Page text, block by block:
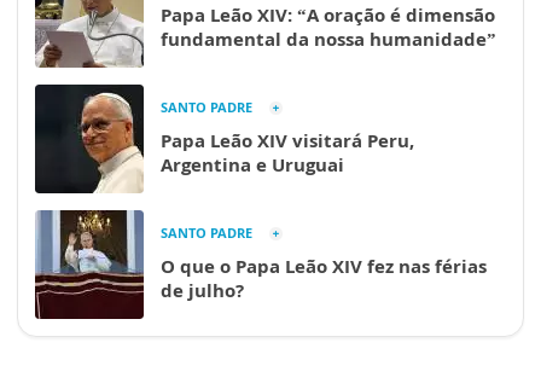
Papa Leão XIV: “A oração é dimensão
fundamental da nossa humanidade”
SANTO PADRE
Papa Leão XIV visitará Peru,
Argentina e Uruguai
SANTO PADRE
O que o Papa Leão XIV fez nas férias
de julho?